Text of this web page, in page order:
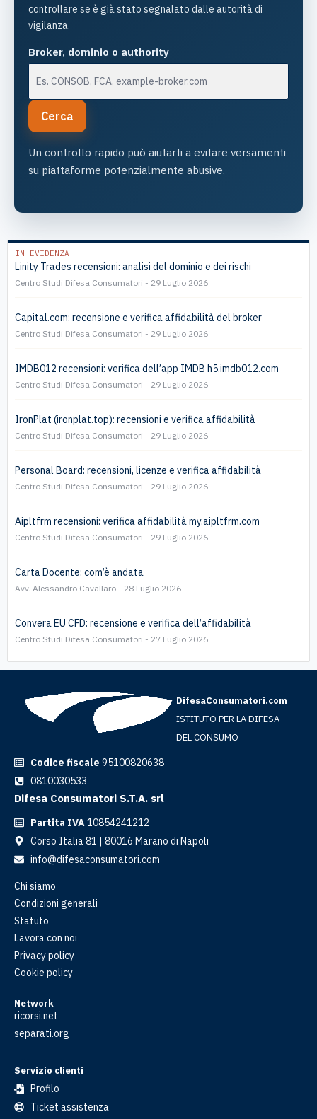
controllare se è già stato segnalato dalle autorità di
vigilanza.
Broker, dominio o authority
Cerca
Un controllo rapido può aiutarti a evitare versamenti
su piattaforme potenzialmente abusive.
IN EVIDENZA
Linity Trades recensioni: analisi del dominio e dei rischi
Centro Studi Difesa Consumatori 29 Luglio 2026
Capital.com: recensione e verifica affidabilità del broker
Centro Studi Difesa Consumatori 29 Luglio 2026
IMDB012 recensioni: verifica dell’app IMDB h5.imdb012.com
Centro Studi Difesa Consumatori 29 Luglio 2026
IronPlat (ironplat.top): recensioni e verifica affidabilità
Centro Studi Difesa Consumatori 29 Luglio 2026
Personal Board: recensioni, licenze e verifica affidabilità
Centro Studi Difesa Consumatori 29 Luglio 2026
Aipltfrm recensioni: verifica affidabilità my.aipltfrm.com
Centro Studi Difesa Consumatori 29 Luglio 2026
Carta Docente: com’è andata
Avv. Alessandro Cavallaro 28 Luglio 2026
Convera EU CFD: recensione e verifica dell’affidabilità
Centro Studi Difesa Consumatori 27 Luglio 2026
DifesaConsumatori.com
ISTITUTO PER LA DIFESA
DEL CONSUMO
Codice fiscale 95100820638
0810030533
Difesa Consumatori S.T.A. srl
Partita IVA10854241212
Corso Italia 81 | 80016 Marano di Napoli
info@difesaconsumatori.com
Chi siamo
Condizioni generali
Statuto
Lavora con noi
Privacy policy
Cookie policy
Network
ricorsi.net
separati.org
Servizio clienti
Profilo
Ticket assistenza